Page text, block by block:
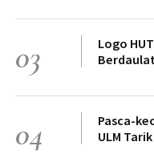
03
Logo
04
Pasca-
ULM